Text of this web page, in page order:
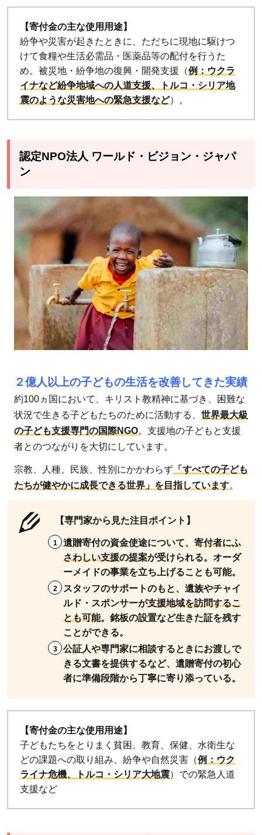
認定
NPO
法人
フロ
ーレ
ンス
NPO
法人
子ど
もた
ち
公
益
財
団
本
盲
導
犬
協
会
8
ン
フ
流
れ
9
Q
＆
A
｜
【寄付金の主な使用用途】
紛争や災害が起きたときに、ただちに現地に駆けつ
けて食糧や生活必需品・医薬品等の配付を行うた
め。被災地・紛争地の復興・開発支援（例：ウクラ
イナなど紛争地域への人道支援、トルコ・シリア地
震のような災害地への緊急支援など）。
認定NPO法人 ワールド・ビジョン・ジャパ
ン
２億人以上の子どもの生活を改善してきた実績
約100ヵ国において、キリスト教精神に基づき、困難な
状況で生きる子どもたちのために活動する、 世界最大級
の子ども支援専門の国際NGO。支援地の子どもと支援
者とのつながりを大切にしています。
宗教、人種、民族、性別にかかわらず 「すべての子ども
たちが健やかに成長できる世界」を目指しています。
【専門家から見た注目ポイント】
遺贈寄付の資金使途について、寄付者にふ
さわしい支援の提案が受けられる。オーダ
ーメイドの事業を立ち上げることも可能。
スタッフのサポートのもと、遺族やチャイ
ルド・スポンサーが支援地域を訪問するこ
とも可能。銘板の設置など生きた証を残す
ことができる。
公証人や専門家に相談するときにお渡しで
きる文書を提供するなど、遺贈寄付の初心
者に準備段階から丁寧に寄り添っている。
【寄付金の主な使用用途】
子どもたちをとりまく貧困、教育、保健、水衛生な
どの課題への取り組み、紛争や自然災害（例：ウク
ライナ危機、トルコ・シリア大地震）での緊急人道
支援など